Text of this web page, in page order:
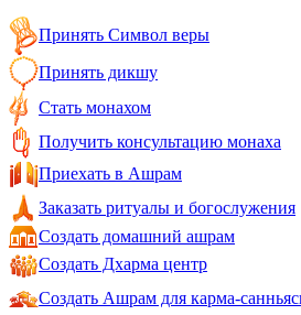
Принять Символ веры
Принять дикшу
Стать монахом
Получить консультацию монаха
Приехать в Ашрам
Заказать ритуалы и богослужения
Создать домашний ашрам
Создать Дхарма центр
Создать Ашрам для карма-